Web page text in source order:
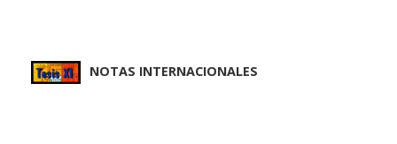
NOTAS INTERNACIONALES